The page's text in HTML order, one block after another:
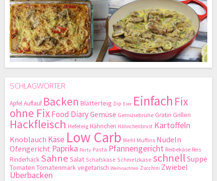
SCHLAGWÖRTER
ApfelAuflauf Backen Blätterteig Dip Eier Einfach Fix
ohne FixFood DiaryGemüse Gemüsebrühe Gratin Grillen
Hackfleisch Hefeteig Hähnchen Hähnchenbrust Kartoffeln
Knoblauch Käse Low Carb Mehl Muffins Nudeln
Ofengericht Paprika Party Pasta Pfannengericht Reibekäse Reis
Rinderhack Sahne Salat Schafskäse Schmelzkäse schnell Suppe
Tomaten Tomatenmarkvegetarisch Weihnachten Zucchini Zwiebel
Überbacken